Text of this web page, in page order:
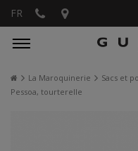
FR
La Maroquinerie Sacs et
Pessoa, tourterelle